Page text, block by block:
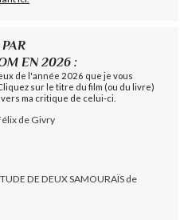
EN 2026 :
de l'année 2026 que je vous
sur le titre du film (ou du livre)
ma critique de celui-ci.
de Givry
DE DEUX SAMOURAÏS de